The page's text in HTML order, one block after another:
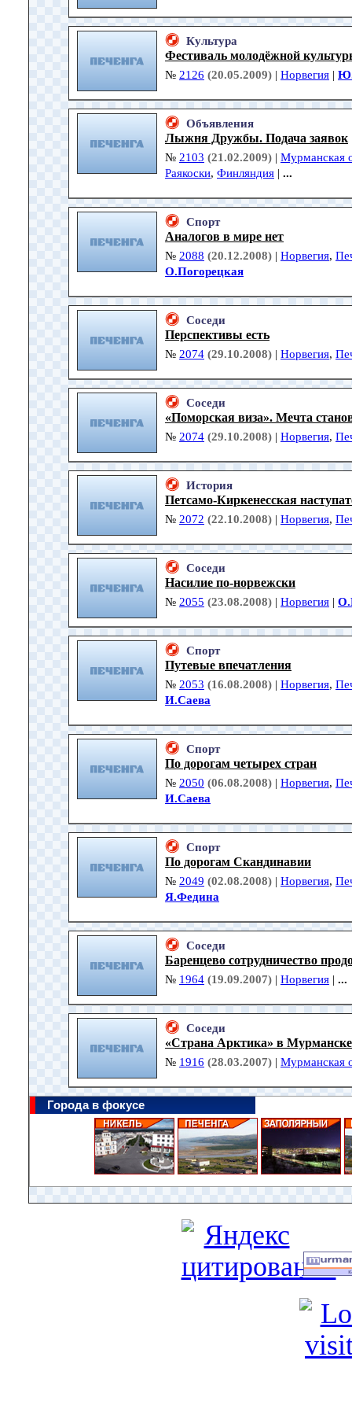
Культура
Фестиваль молодёжной
№ 2126 (20.05.2009) | Норвегия |
Объявления
Лыжня Дружбы. Подача заявок
№ 2103 (21.02.2009) | Мурманская
Раякоски, Финляндия | ...
Спорт
Аналогов в мире нет
№ 2088 (20.12.2008) | Норвегия,
О.Погорецкая
Соседи
Перспективы есть
№ 2074 (29.10.2008) | Норвегия,
Соседи
«Поморская виза». Мечта
№ 2074 (29.10.2008) | Норвегия,
История
Петсамо-Киркенесская
№ 2072 (22.10.2008) | Норвегия,
Соседи
Насилие по-норвежски
№ 2055 (23.08.2008) | Норвегия |
Спорт
Путевые впечатления
№ 2053 (16.08.2008) | Норвегия,
И.Саева
Спорт
По дорогам четырех стран
№ 2050 (06.08.2008) | Норвегия,
И.Саева
Спорт
По дорогам Скандинавии
№ 2049 (02.08.2008) | Норвегия,
Я.Федина
Соседи
Баренцево сотрудничество
№ 1964 (19.09.2007) | Норвегия | ...
Соседи
«Страна Арктика» в Мурманске
№ 1916 (28.03.2007) | Мурманская
Города в фокусе